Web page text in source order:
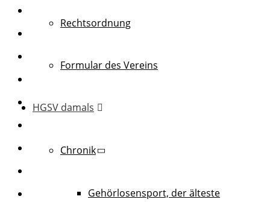
Rechtsordnung
Formular des Vereins
HGSV damals
Chronik
Gehörlosensport, der älteste